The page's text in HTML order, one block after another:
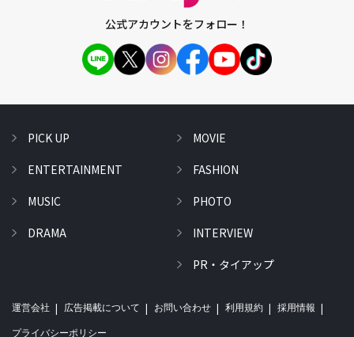
公式アカウントをフォロー！
PICK UP
ENTERTAINMENT
MUSIC
DRAMA
MOVIE
FASHION
PHOTO
INTERVIEW
PR・タイアップ
運営会社 広告掲載について お問い合わせ 利用規約 採用情報
プライバシーポリシー